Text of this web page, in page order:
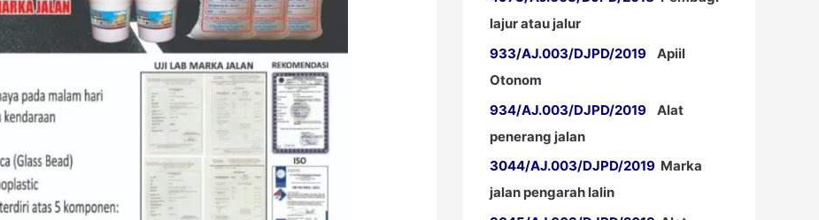
lajur atau jalur
933/AJ.003/DJPD/2019 Apiil
Otonom
934/AJ.003/DJPD/2019 Alat
penerang jalan
3044/AJ.003/DJPD/2019 Marka
jalan pengarah lalin